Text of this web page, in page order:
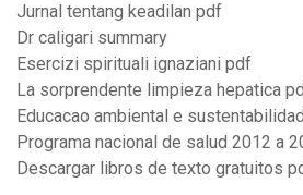
Jurnal tentang keadilan pdf
Dr caligari summary
Esercizi spirituali ignaziani pdf
La sorprendente limpieza hepatica
Educacao ambiental e
Programa nacional de salud 2012 a
Descargar libros de texto gratuitos